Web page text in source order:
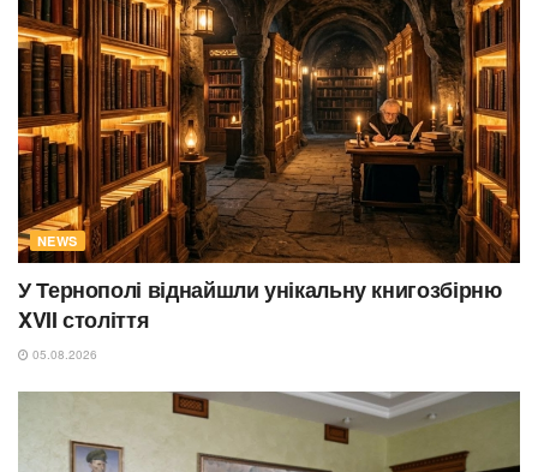
NEWS
У Тернополі віднайшли унікальну книгозбірню
XVII століття
05.08.2026